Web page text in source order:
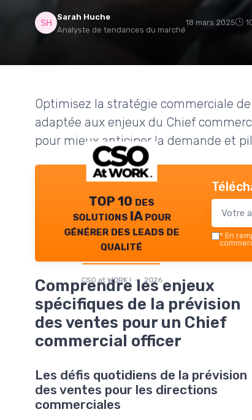
Sarah Huche
Analyste de tendances du marché
18 mars 2025
Optimisez la stratégie commerciale
adaptée aux enjeux du Chief
pour mieux anticiper la demande et
TOP 10 des
solutions IA pour
générer des leads de
qualité
CSO at WORK ! — 2026
* En
Comprendre les enjeux
spécifiques de la prévision
des ventes pour un Chief
commercial officer
Les défis quotidiens de la prévision
des ventes pour les directions
commerciales